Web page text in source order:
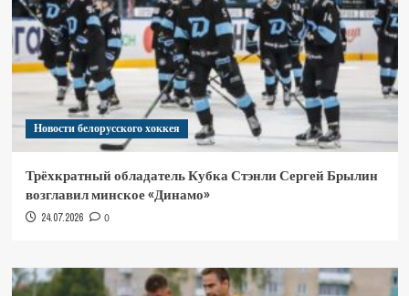
Новости белорусского хоккея
Трёхкратный обладатель Кубка Стэнли Сергей Брылин
возглавил минское «Динамо»
24.07.2026 0